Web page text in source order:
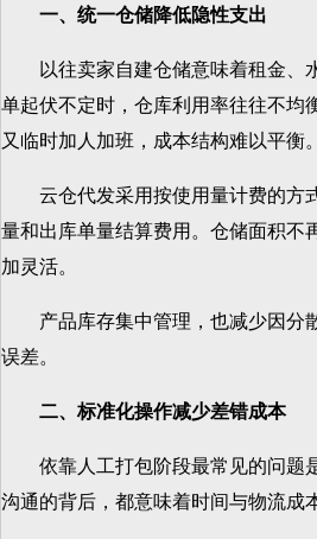
一、统一仓储降低隐性支出
以往卖家自建仓储意味着租金、
单起伏不定时，仓库利用率往往不均
又临时加人加班，成本结构难以平衡。
云仓代发采用按使用量计费的方
量和出库单量结算费用。仓储面积不
加灵活。
产品库存集中管理，也减少因分
误差。
二、标准化操作减少差错成本
依靠人工打包阶段最常见的问题
沟通的背后，都意味着时间与物流成